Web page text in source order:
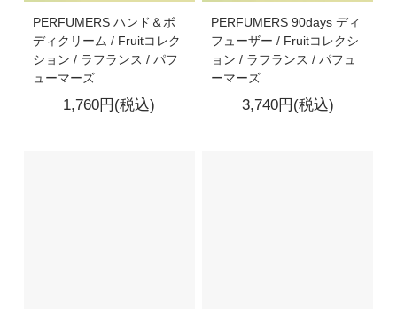
PERFUMERS ハンド＆ボ
ディクリーム / Fruitコレク
ション / ラフランス / パフ
ューマーズ
1,760円(税込)
PERFUMERS 90days ディ
フューザー / Fruitコレクシ
ョン / ラフランス / パフュ
ーマーズ
3,740円(税込)